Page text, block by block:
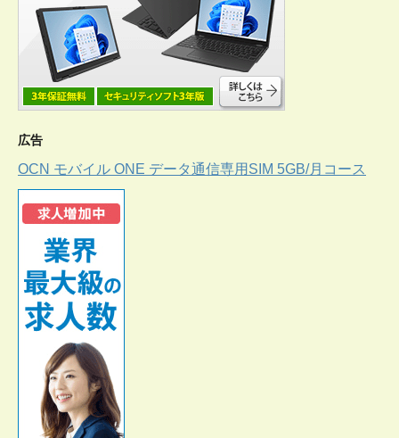
広告
OCN モバイル ONE データ通信専用SIM 5GB/月コース